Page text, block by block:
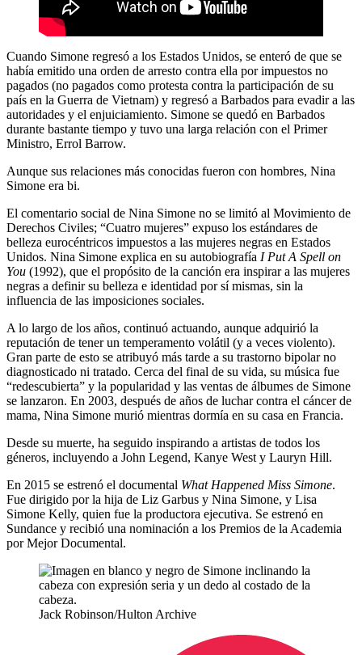
Cuando Simone regresó a los Estados Unidos, se enteró de que se
había emitido una orden de arresto contra ella por impuestos no
pagados (no pagados como protesta contra la participación de su
país en la Guerra de Vietnam) y regresó a Barbados para evadir a las
autoridades y el enjuiciamiento. Simone se quedó en Barbados
durante bastante tiempo y tuvo una larga relación con el Primer
Ministro, Errol Barrow.
Aunque sus relaciones más conocidas fueron con hombres, Nina
Simone era bi.
El comentario social de Nina Simone no se limitó al Movimiento de
Derechos Civiles; “Cuatro mujeres” expuso los estándares de
belleza eurocéntricos impuestos a las mujeres negras en Estados
Unidos. Nina Simone explica en su autobiografía I Put A Spell on
You (1992), que el propósito de la canción era inspirar a las mujeres
negras a definir su belleza e identidad por sí mismas, sin la
influencia de las imposiciones sociales.
A lo largo de los años, continuó actuando, aunque adquirió la
reputación de tener un temperamento volátil (y a veces violento).
Gran parte de esto se atribuyó más tarde a su trastorno bipolar no
diagnosticado ni tratado. Cerca del final de su vida, su música fue
“redescubierta” y la popularidad y las ventas de álbumes de Simone
se lanzaron. En 2003, después de años de luchar contra el cáncer de
mama, Nina Simone murió mientras dormía en su casa en Francia.
Desde su muerte, ha seguido inspirando a artistas de todos los
géneros, incluyendo a John Legend, Kanye West y Lauryn Hill.
En 2015 se estrenó el documental What Happened Miss Simone.
Fue dirigido por la hija de Liz Garbus y Nina Simone, y Lisa
Simone Kelly, quien fue la productora ejecutiva. Se estrenó en
Sundance y recibió una nominación a los Premios de la Academia
por Mejor Documental.
Jack Robinson/Hulton Archive